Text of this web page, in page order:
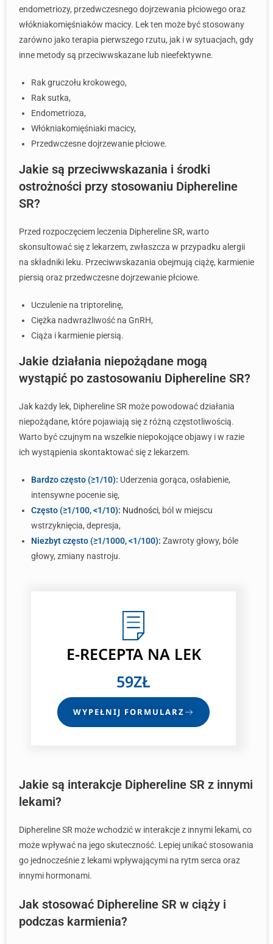
endometriozy, przedwczesnego dojrzewania płciowego oraz
włókniakomięśniaków macicy. Lek ten może być stosowany
zarówno jako terapia pierwszego rzutu, jak i w sytuacjach, gdy
inne metody są przeciwwskazane lub nieefektywne.
Rak gruczołu krokowego,
Rak sutka,
Endometrioza,
Włókniakomięśniaki macicy,
Przedwczesne dojrzewanie płciowe.
Jakie są przeciwwskazania i środki
ostrożności przy stosowaniu Diphereline
SR?
Przed rozpoczęciem leczenia Diphereline SR, warto
skonsultować się z lekarzem, zwłaszcza w przypadku alergii
na składniki leku. Przeciwwskazania obejmują ciążę, karmienie
piersią oraz przedwczesne dojrzewanie płciowe.
Uczulenie na triptorelinę,
Ciężka nadwrażliwość na GnRH,
Ciąża i karmienie piersią.
Jakie działania niepożądane mogą
wystąpić po zastosowaniu Diphereline SR?
Jak każdy lek, Diphereline SR może powodować działania
niepożądane, które pojawiają się z różną częstotliwością.
Warto być czujnym na wszelkie niepokojące objawy i w razie
ich wystąpienia skontaktować się z lekarzem.
Bardzo często (≥1/10): Uderzenia gorąca, osłabienie,
intensywne pocenie się,
Często (≥1/100, <1/10): Nudności, ból w miejscu
wstrzyknięcia, depresja,
Niezbyt często (≥1/1000, <1/100): Zawroty głowy, bóle
głowy, zmiany nastroju.
E-RECEPTA NA LEK
59ZŁ
WYPEŁNIJ FORMULARZ
Jakie są interakcje Diphereline SR z innymi
lekami?
Diphereline SR może wchodzić w interakcje z innymi lekami, co
może wpływać na jego skuteczność. Lepiej unikać stosowania
go jednocześnie z lekami wpływającymi na rytm serca oraz
innymi hormonami.
Jak stosować Diphereline SR w ciąży i
podczas karmienia?